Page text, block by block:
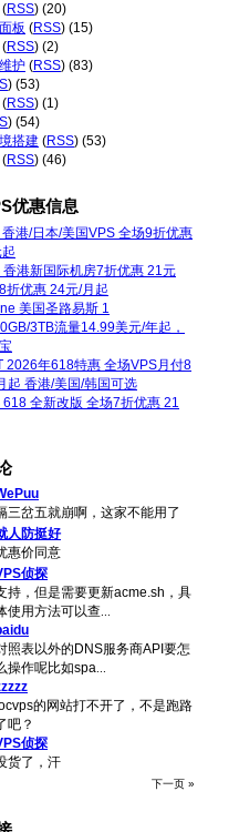
(RSS) (20)
板 (RSS) (15)
(RSS) (2)
护 (RSS) (83)
) (53)
(RSS) (1)
) (54)
搭建 (RSS) (53)
(RSS) (46)
优惠信息
港/日本/美国VPS 全场9折优惠
香港新国际机房7折优惠 21元
折优惠 24元/月起
美国圣路易斯 1
3TB流量14.99美元/年起，
2026年618特惠 全场VPS月付8
起 香港/美国/韩国可选
618 全新改版 全场7折优惠 21
三岔五就崩啊，这家不能用了
人防挺好
惠价同意
侦探
持，但是需要更新acme.sh，具
使用方法可以查
照表以外的DNS服务商API要怎
操作呢比如spa
的网站打不开了，不是跑路
吧？
侦探
货了，汗
下一页 »